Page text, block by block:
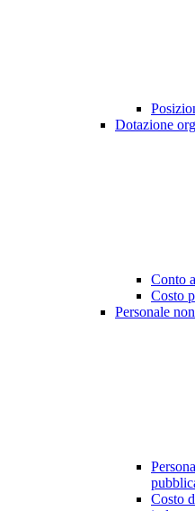
Dotazione
Conto
Costo
Personale
Costo